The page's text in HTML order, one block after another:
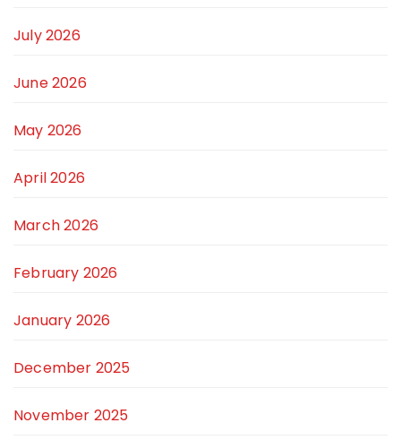
July 2026
June 2026
May 2026
April 2026
March 2026
February 2026
January 2026
December 2025
November 2025